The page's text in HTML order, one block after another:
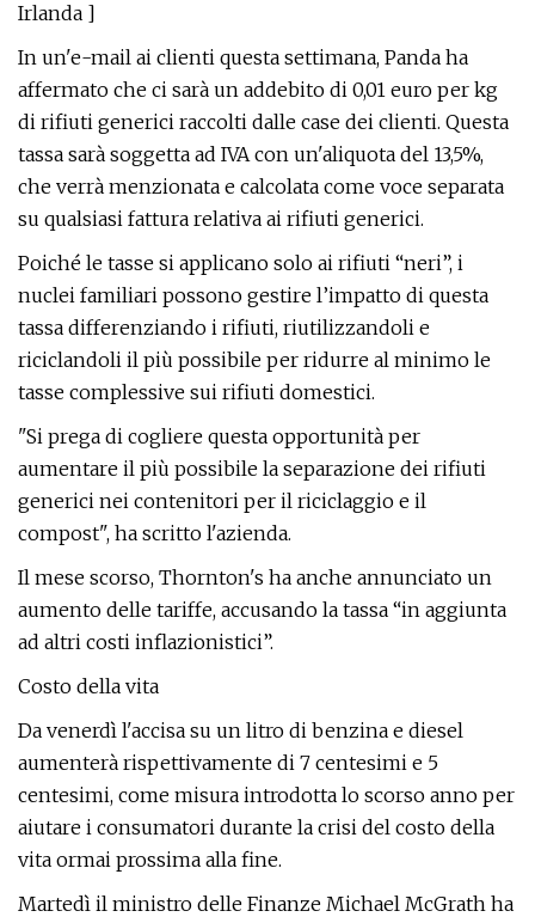
Irlanda ]
In un'e-mail ai clienti questa settimana, Panda ha
affermato che ci sarà un addebito di 0,01 euro per kg
di rifiuti generici raccolti dalle case dei clienti. Questa
tassa sarà soggetta ad IVA con un'aliquota del 13,5%,
che verrà menzionata e calcolata come voce separata
su qualsiasi fattura relativa ai rifiuti generici.
Poiché le tasse si applicano solo ai rifiuti “neri”, i
nuclei familiari possono gestire l’impatto di questa
tassa differenziando i rifiuti, riutilizzandoli e
riciclandoli il più possibile per ridurre al minimo le
tasse complessive sui rifiuti domestici.
"Si prega di cogliere questa opportunità per
aumentare il più possibile la separazione dei rifiuti
generici nei contenitori per il riciclaggio e il
compost", ha scritto l'azienda.
Il mese scorso, Thornton's ha anche annunciato un
aumento delle tariffe, accusando la tassa “in aggiunta
ad altri costi inflazionistici”.
Costo della vita
Da venerdì l'accisa su un litro di benzina e diesel
aumenterà rispettivamente di 7 centesimi e 5
centesimi, come misura introdotta lo scorso anno per
aiutare i consumatori durante la crisi del costo della
vita ormai prossima alla fine.
Martedì il ministro delle Finanze Michael McGrath ha